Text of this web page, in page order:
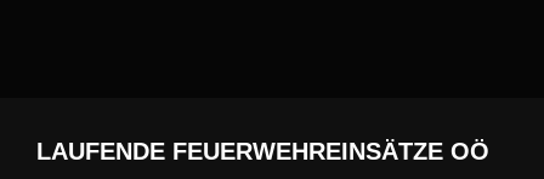
LAUFENDE FEUERWEHREINSÄTZE OÖ